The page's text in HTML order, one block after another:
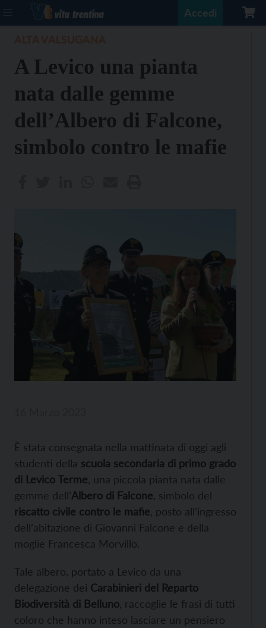
Accedi
A Levico una pianta
nata dalle gemme
dell’Albero di Falcone,
simbolo contro le mafie
È stata consegnata nella mattinata di oggi agli
studenti della scuola secondaria di primo grado
di Levico Terme , una piccola pianta nata dalle
gemme dell’Albero di Falcone , simbolo del
riscatto civile contro le mafie , posto all’ingresso
dell’abitazione di Giovanni Falcone e della
moglie Francesca Morvillo.
Tale albero, portato a Levico da una
delegazione dei Carabinieri del Reparto
Biodiversità di Belluno , raccoglie le frasi di tutti
coloro che hanno inteso lasciare un pensiero